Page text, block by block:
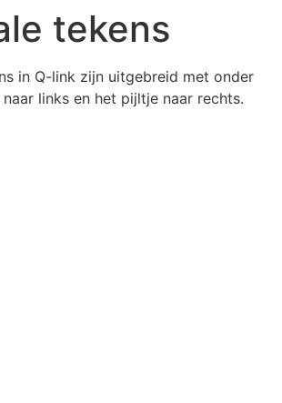
tekens
in Q-link zijn uitgebreid met onder
links en het pijltje naar rechts.